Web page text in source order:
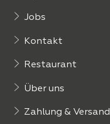
Jobs
Kontakt
Restaurant
Über uns
Zahlung & Versand